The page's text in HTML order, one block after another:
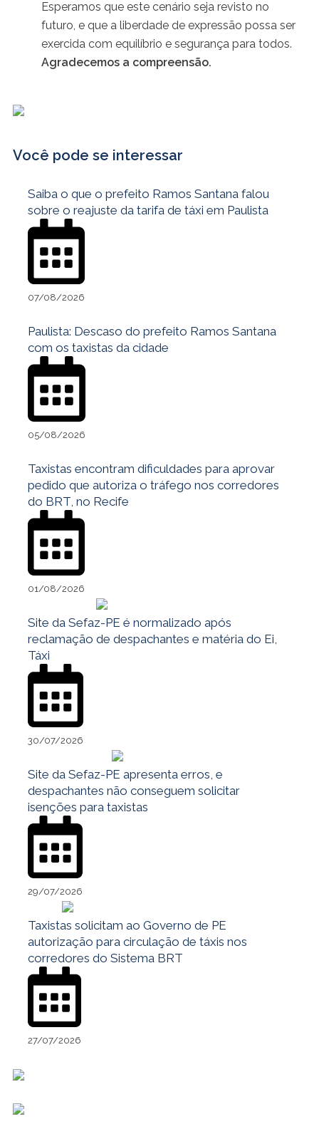
Esperamos que este cenário seja revisto no
futuro, e que a liberdade de expressão possa ser
exercida com equilíbrio e segurança para todos.
Agradecemos a compreensão.
Você pode se interessar
Saiba o que o prefeito Ramos Santana falou
sobre o reajuste da tarifa de táxi em Paulista
07/08/2026
Paulista: Descaso do prefeito Ramos Santana
com os taxistas da cidade
05/08/2026
Taxistas encontram dificuldades para aprovar
pedido que autoriza o tráfego nos corredores
do BRT, no Recife
01/08/2026
Site da Sefaz-PE é normalizado após
reclamação de despachantes e matéria do Ei,
Táxi
30/07/2026
Site da Sefaz-PE apresenta erros, e
despachantes não conseguem solicitar
isenções para taxistas
29/07/2026
Taxistas solicitam ao Governo de PE
autorização para circulação de táxis nos
corredores do Sistema BRT
27/07/2026